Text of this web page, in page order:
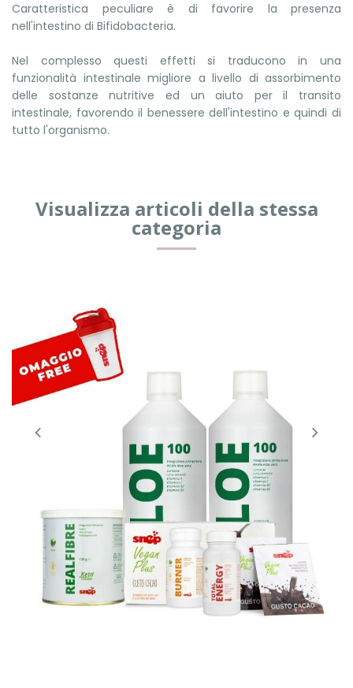
Caratteristica peculiare è di favorire la presenza
nell'intestino di Bifidobacteria.
Nel complesso questi effetti si traducono in una
funzionalità intestinale migliore a livello di assorbimento
delle sostanze nutritive ed un aiuto per il transito
intestinale, favorendo il benessere dell'intestino e quindi di
tutto l'organismo.
Visualizza articoli della stessa
categoria